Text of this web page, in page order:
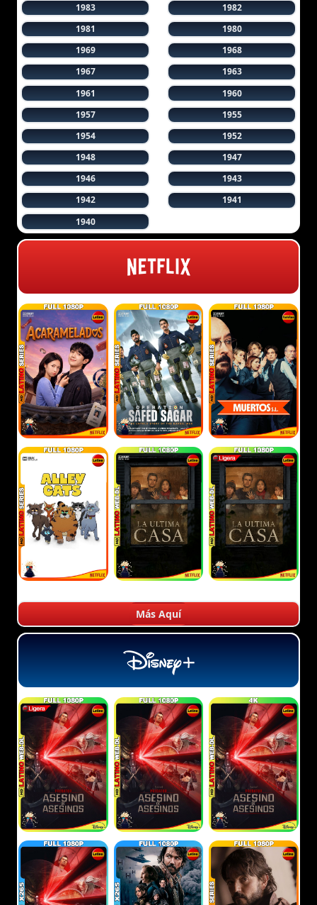
1983
1982
1981
1980
1969
1968
1967
1963
1961
1960
1957
1955
1954
1952
1948
1947
1946
1943
1942
1941
1940
Más Aquí